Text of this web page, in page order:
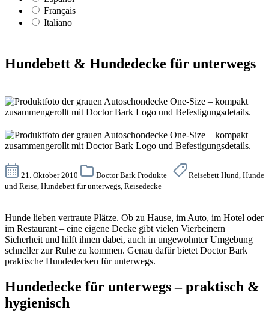
Français
Italiano
Hundebett & Hundedecke für unterwegs
21. Oktober 2010 Doctor Bark Produkte
Reisebett Hund, Hunde
und Reise, Hundebett für unterwegs, Reisedecke
Hunde lieben vertraute Plätze. Ob zu Hause, im Auto, im Hotel oder
im Restaurant – eine eigene Decke gibt vielen Vierbeinern
Sicherheit und hilft ihnen dabei, auch in ungewohnter Umgebung
schneller zur Ruhe zu kommen. Genau dafür bietet Doctor Bark
praktische Hundedecken für unterwegs.
Hundedecke für unterwegs – praktisch &
hygienisch